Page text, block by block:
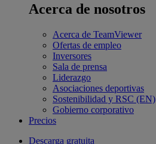
Acerca de nosotros
Acerca de TeamViewer
Ofertas de empleo
Inversores
Sala de prensa
Liderazgo
Asociaciones deportivas
Sostenibilidad y RSC (EN)
Gobierno corporativo
Precios
Descarga gratuita